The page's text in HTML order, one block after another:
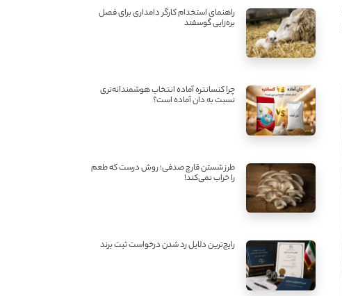
راهنمای استخدام کارگر دامداری برای فصل
بره‌زایی گوسفند
چرا کنسانتره آماده انتخاب هوشمندانه‌تری
نسبت به دان آماده است؟
طرز شستن قارچ صدفی؛ روش درست که طعم
را خراب نمی‌کند!
رایج‌ترین دلایل رد شدن درخواست ثبت برند